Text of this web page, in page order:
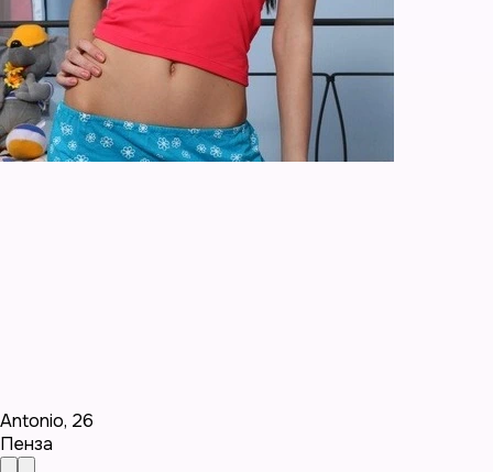
Antonio, 26
Пенза